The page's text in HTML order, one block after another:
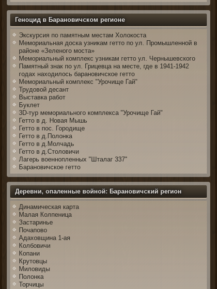
Геноцид в Барановичском регионе
Экскурсия по памятным местам Холокоста
Мемориальная доска узникам гетто по ул. Промышленной в
районе «Зеленого моста»
Мемориальный комплекс узникам гетто ул. Чернышевского
Памятный знак по ул. Грицевца на месте, где в 1941-1942
годах находилось барановичское гетто
Мемориальный комплекс "Урочище Гай"
Трудовой десант
Выставка работ
Буклет
3D-тур мемориального комплекса "Урочище Гай"
Гетто в д. Новая Мышь
Гетто в пос. Городище
Гетто в д.Полонка
Гетто в д.Молчадь
Гетто в д.Столовичи
Лагерь военнопленных "Шталаг 337"
Барановичское гетто
Деревни, опаленные войной: Барановичский регион
Динамическая карта
Малая Колпеница
Застаринье
Почапово
Адаховщина 1-ая
Колбовичи
Копани
Крутовцы
Миловиды
Полонка
Торчицы